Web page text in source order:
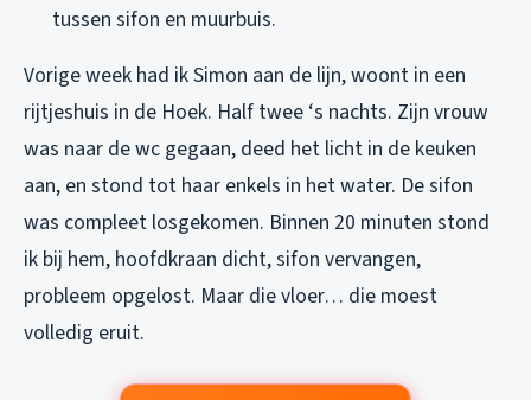
tussen sifon en muurbuis.
Vorige week had ik Simon aan de lijn, woont in een
rijtjeshuis in de Hoek. Half twee ‘s nachts. Zijn vrouw
was naar de wc gegaan, deed het licht in de keuken
aan, en stond tot haar enkels in het water. De sifon
was compleet losgekomen. Binnen 20 minuten stond
ik bij hem, hoofdkraan dicht, sifon vervangen,
probleem opgelost. Maar die vloer… die moest
volledig eruit.